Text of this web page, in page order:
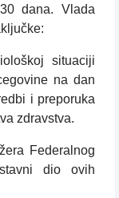
dana. Vlada
situaciji
na dan
i preporuka
zdravstva.
Federalnog
dio ovih